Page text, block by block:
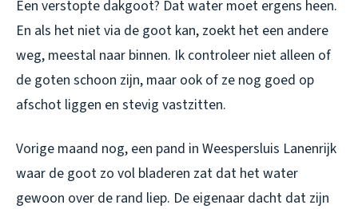
Een verstopte dakgoot? Dat water moet ergens heen.
En als het niet via de goot kan, zoekt het een andere
weg, meestal naar binnen. Ik controleer niet alleen of
de goten schoon zijn, maar ook of ze nog goed op
afschot liggen en stevig vastzitten.
Vorige maand nog, een pand in Weespersluis Lanenrijk
waar de goot zo vol bladeren zat dat het water
gewoon over de rand liep. De eigenaar dacht dat zijn